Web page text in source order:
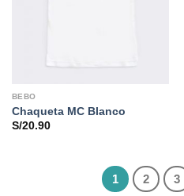
BEBO
Chaqueta MC Blanco
S/20.90
1 2 3